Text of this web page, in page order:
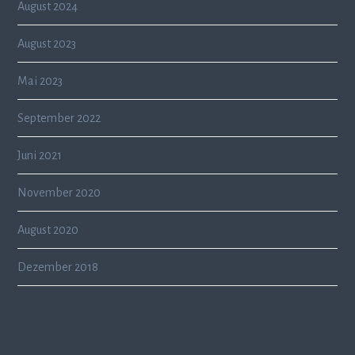
August 2024
August 2023
Mai 2023
September 2022
Juni 2021
November 2020
August 2020
Dezember 2018